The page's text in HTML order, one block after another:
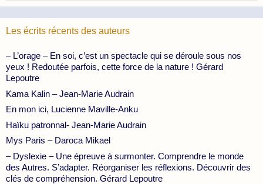
Les écrits récents des auteurs
– L’orage – En soi, c’est un spectacle qui se déroule sous nos
yeux ! Redoutée parfois, cette force de la nature ! Gérard
Lepoutre
Kama Kalin – Jean-Marie Audrain
En mon ici, Lucienne Maville-Anku
Haïku patronnal- Jean-Marie Audrain
Mys Paris – Daroca Mikael
– Dyslexie – Une épreuve à surmonter. Comprendre le monde
des Autres. S’adapter. Réorganiser les réflexions. Découvrir des
clés de compréhension. Gérard Lepoutre